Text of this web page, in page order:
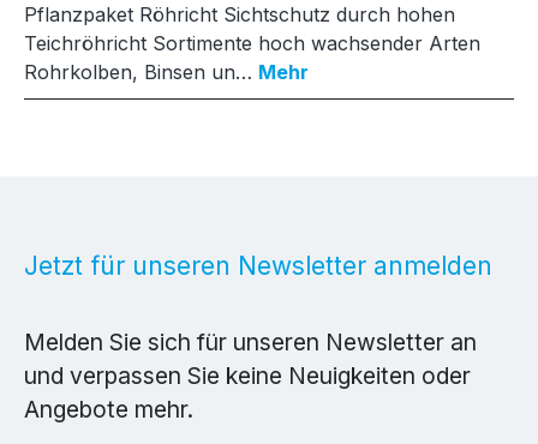
Pflanzpaket Röhricht Sichtschutz durch hohen
Teichröhricht Sortimente hoch wachsender Arten
Rohrkolben, Binsen un… Mehr
Jetzt für unseren Newsletter anmelden
Melden Sie sich für unseren Newsletter an
und verpassen Sie keine Neuigkeiten oder
Angebote mehr.